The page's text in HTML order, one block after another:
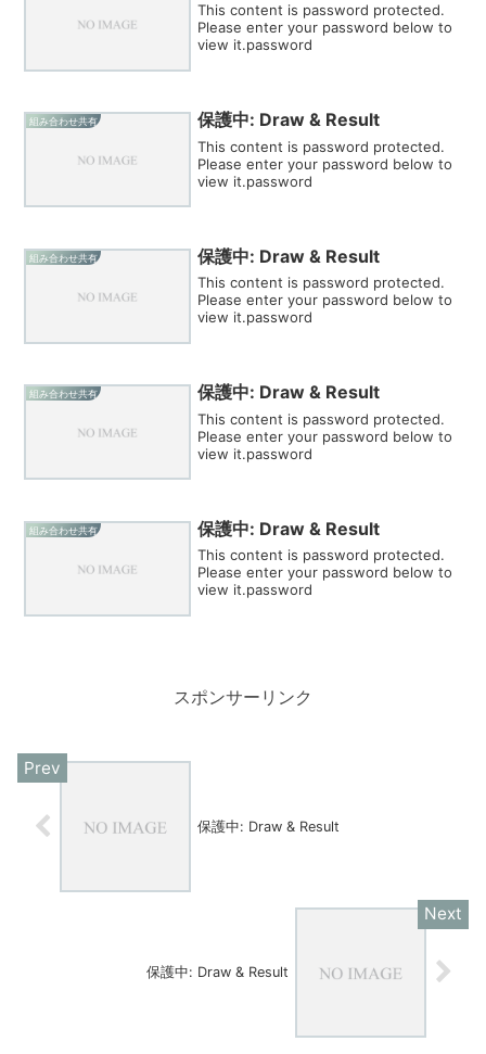
This content is password protected.
Please enter your password below to
view it.password
組み合わせ共有 保護中: Draw & Result
This content is password protected.
Please enter your password below to
view it.password
組み合わせ共有 保護中: Draw & Result
This content is password protected.
Please enter your password below to
view it.password
組み合わせ共有 保護中: Draw & Result
This content is password protected.
Please enter your password below to
view it.password
組み合わせ共有 保護中: Draw & Result
This content is password protected.
Please enter your password below to
view it.password
スポンサーリンク
保護中: Draw & Result
保護中: Draw & Result